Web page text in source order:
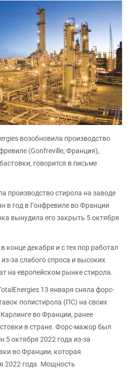
возобновила производство
(Gonfreville, Франция),
говорится в письме
производство стирола на заводе
в год в Гонфревиле во Франции
вынудила его закрыть 5 октября
конце декабря и с тех пор работал
за слабого спроса и высоких
на европейском рынке стирола.
13 января сняла форс-
полистирола (ПС) на своих
во Франции, ранее
в стране. Форс-мажор был
5 октября 2022 года из-за
во Франции, которая
2022 года. Мощность